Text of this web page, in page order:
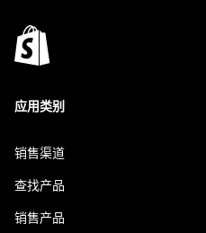
应用类别
销售渠道
查找产品
销售产品